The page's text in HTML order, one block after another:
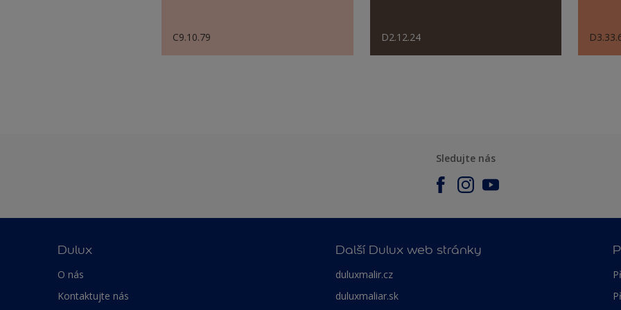
C9.10.79 D2.12.24
Sledujte nás
Dulux
O nás
Kontaktujte nás
Další Dulux web stránky
duluxmalir.cz
duluxmaliar.sk